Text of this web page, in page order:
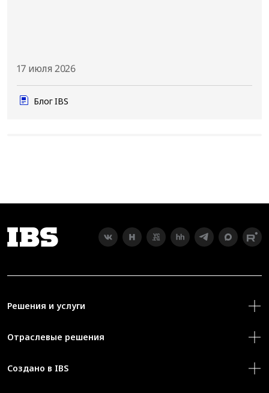
17 июля 2026
Блог IBS
Решения и услуги
Отраслевые решения
Создано в IBS